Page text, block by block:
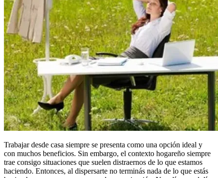
Trabajar desde casa siempre se presenta como una opción ideal y
con muchos beneficios. Sin embargo, el contexto hogareño siempre
trae consigo situaciones que suelen distraernos de lo que estamos
haciendo. Entonces, al dispersarte no terminás nada de lo que estás